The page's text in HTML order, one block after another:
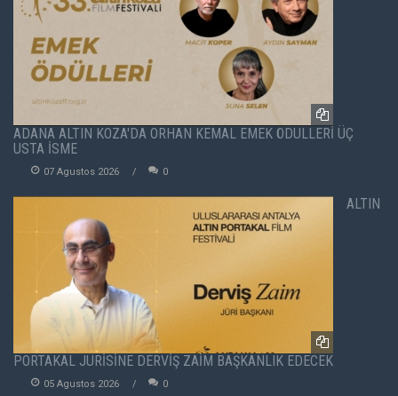
ADANA ALTIN KOZA'DA ORHAN KEMAL EMEK ÖDÜLLERİ ÜÇ
USTA İSME
07 Agustos 2026 0
ALTIN
PORTAKAL JÜRİSİNE DERVİŞ ZAİM BAŞKANLIK EDECEK
05 Agustos 2026 0